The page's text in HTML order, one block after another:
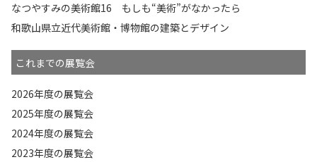
なつやすみの美術館16 もしも“美術”がなかったら
和歌山県立近代美術館・博物館の建築とデザイン
これまでの展覧会
2026年度の展覧会
2025年度の展覧会
2024年度の展覧会
2023年度の展覧会